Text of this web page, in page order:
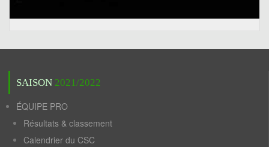
SAISON 2021/2022
ÉQUIPE PRO
Résultats & classement
Calendrier du CSC